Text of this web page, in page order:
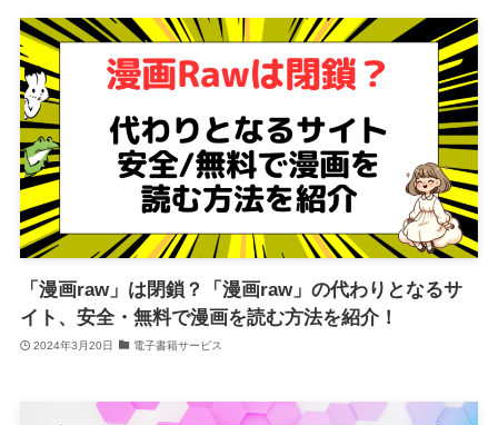
「漫画raw」は閉鎖？「漫画raw」の代わりとなるサ
イト、安全・無料で漫画を読む方法を紹介！
2024年3月20日 電子書籍サービス